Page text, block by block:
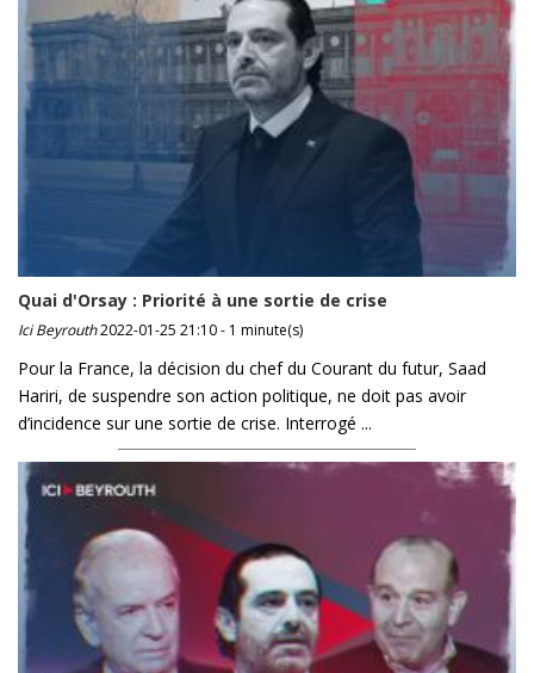
Quai d'Orsay : Priorité à une sortie de crise
Ici Beyrouth2022-01-25 21:10 - 1 minute(s)
Pour la France, la décision du chef du Courant du futur, Saad
Hariri, de suspendre son action politique, ne doit pas avoir
d’incidence sur une sortie de crise. Interrogé ...